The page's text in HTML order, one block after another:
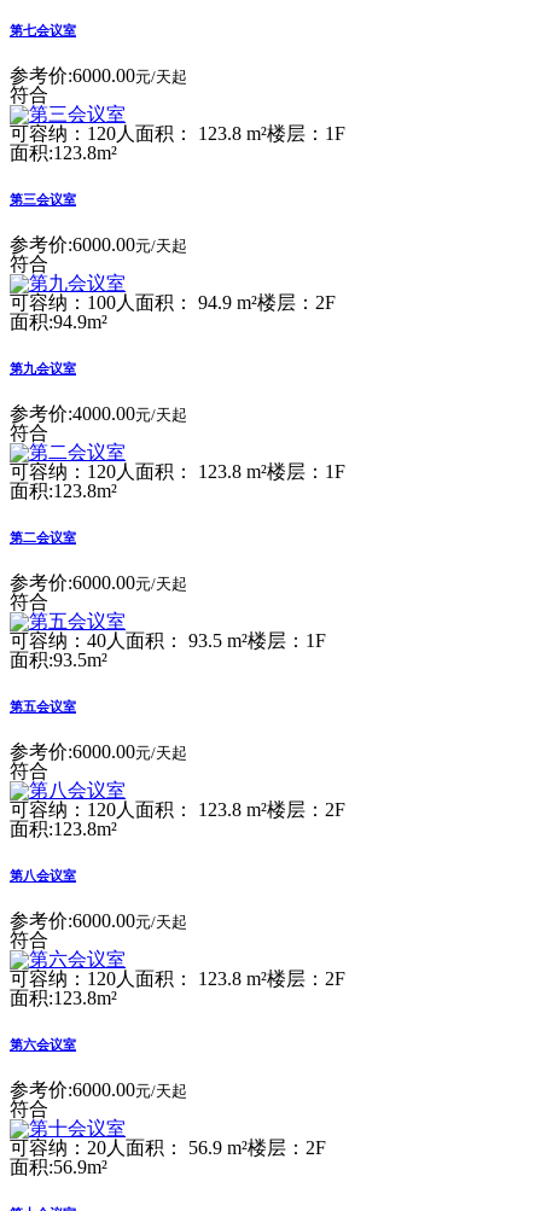
第七会议室
参考价:6000.00元/天起
符合
可容纳：120人 面积： 123.8 m²楼层：1F
面积:123.8m²
第三会议室
参考价:6000.00元/天起
符合
可容纳：100人 面积： 94.9 m²楼层：2F
面积:94.9m²
第九会议室
参考价:4000.00元/天起
符合
可容纳：120人 面积： 123.8 m²楼层：1F
面积:123.8m²
第二会议室
参考价:6000.00元/天起
符合
可容纳：40人 面积： 93.5 m²楼层：1F
面积:93.5m²
第五会议室
参考价:6000.00元/天起
符合
可容纳：120人 面积： 123.8 m²楼层：2F
面积:123.8m²
第八会议室
参考价:6000.00元/天起
符合
可容纳：120人 面积： 123.8 m²楼层：2F
面积:123.8m²
第六会议室
参考价:6000.00元/天起
符合
可容纳：20人 面积： 56.9 m²楼层：2F
面积:56.9m²